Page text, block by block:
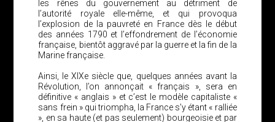
les rênes du gouvernement au détriment de
l’autorité royale elle-même, et qui provoqua
l’explosion de la pauvreté en France dès le début
des années 1790 et l’effondrement de l’économie
française, bientôt aggravé par la guerre et la fin de la
Marine française.
Ainsi, le XIXe siècle que, quelques années avant la
Révolution, l’on annonçait « français », sera en
définitive « anglais » et c’est le modèle capitaliste «
sans frein » qui triompha, la France s’y étant « ralliée
», en sa haute (et pas seulement) bourgeoisie et par